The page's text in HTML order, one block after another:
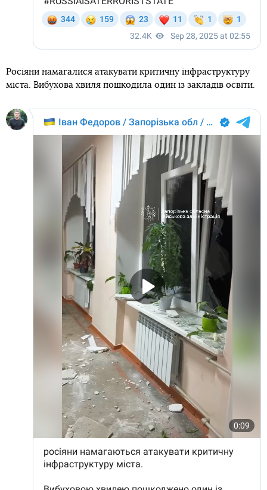
Росіяни намагалися атакувати критичну інфраструктуру
міста. Вибухова хвиля пошкодила один із закладів освіти.